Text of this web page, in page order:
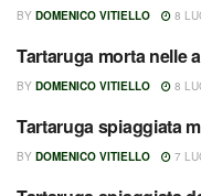
BY DOMENICO VITIELLO 8
RITROVAMENTI TARTARUGHE
Tartaruga morta nelle
BY DOMENICO VITIELLO 8
RITROVAMENTI TARTARUGHE
Tartaruga spiaggiata
BY DOMENICO VITIELLO 7